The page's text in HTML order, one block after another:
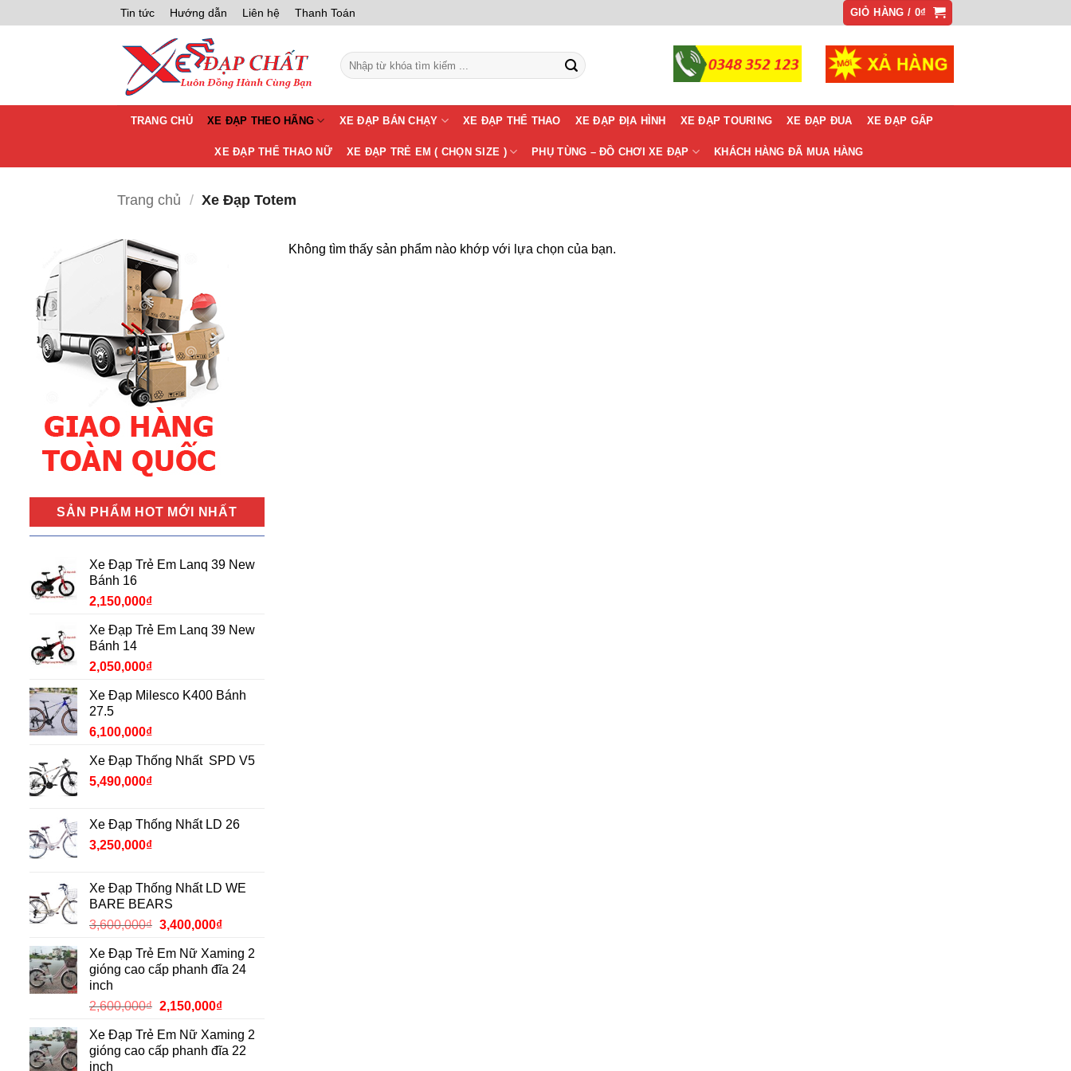
qua
Tin tức Hướng dẫn Liên hệ Thanh Toán GIỎ HÀNG / 0₫
Tìm
kiếm:
TRANG CHỦ XE ĐẠP THEO HÃNG XE ĐẠP BÁN CHẠY XE ĐẠP THỂ THAO XE ĐẠP ĐỊA HÌNH XE ĐẠP TOURING XE ĐẠP ĐUA XE ĐẠP GẤP
XE ĐẠP THỂ THAO NỮ XE ĐẠP TRẺ EM ( CHỌN SIZE ) PHỤ TÙNG – ĐỒ CHƠI XE ĐẠP KHÁCH HÀNG ĐÃ MUA HÀNG
Trang chủ / Xe Đạp Totem
SẢN PHẨM HOT MỚI NHẤT
Xe Đạp Trẻ Em Lanq 39 New
Bánh 16
2,150,000₫
Xe Đạp Trẻ Em Lanq 39 New
Bánh 14
2,050,000₫
Xe Đạp Milesco K400 Bánh
27.5
6,100,000₫
Xe Đạp Thống Nhất SPD V5
5,490,000₫
Xe Đạp Thống Nhất LD 26
3,250,000₫
Xe Đạp Thống Nhất LD WE
BARE BEARS
3,600,000₫ Giá
là:
3,600,000₫.
3,400,000₫Giá
tại
là:
Xe Đạp Trẻ Em Nữ Xaming 2
gióng cao cấp phanh đĩa 24
inch
2,600,000₫ Giá
là:
2,600,000₫.
2,150,000₫Giá
tại
là:
Xe Đạp Trẻ Em Nữ Xaming 2
gióng cao cấp phanh đĩa 22
inch
Không tìm thấy sản phẩm nào khớp với lựa chọn của bạn.